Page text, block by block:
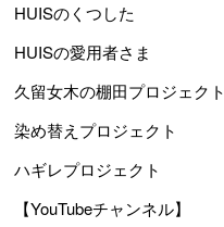
HUISのくつした
HUISの愛用者さま
久留女木の棚田プロジェクト
染め替えプロジェクト
ハギレプロジェクト
【YouTubeチャンネル】